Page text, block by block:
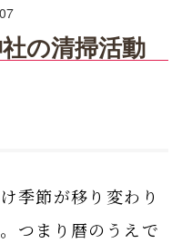
の清掃活動
季節が移り変わり
つまり暦のうえで